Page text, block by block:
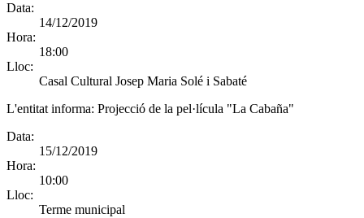
Data:
14/12/2019
Hora:
18:00
Lloc:
Casal Cultural Josep Maria Solé i Sabaté
L'entitat informa: Projecció de la pel·lícula "La Cabaña"
Data:
15/12/2019
Hora:
10:00
Lloc:
Terme municipal